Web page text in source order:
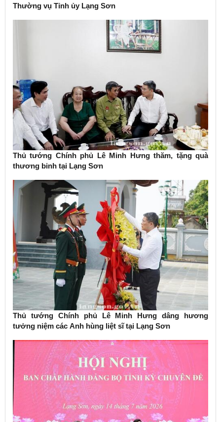
Thường vụ Tỉnh ủy Lạng Sơn
Thủ tướng Chính phủ Lê Minh Hưng thăm, tặng quà
thương binh tại Lạng Sơn
Thủ tướng Chính phủ Lê Minh Hưng dâng hương
tưởng niệm các Anh hùng liệt sĩ tại Lạng Sơn